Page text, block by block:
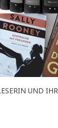
UND